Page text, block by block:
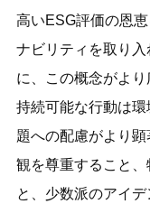
高いESG評価の恩
ナビリティを取り
に、この概念がよ
持続可能な行動は
題への配慮がより
観を尊重すること
と、少数派のアイ